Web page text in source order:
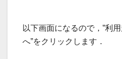
以下画面になるので，”利
へ”をクリックします．